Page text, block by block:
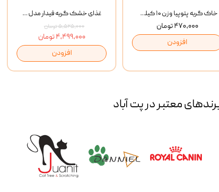
غذای خشک گربه فیدار مدل Adult وزن 10 کیلوگرم
۵,۵۲۵,۰۰۰ تومان
۴,۴۹۹,۰۰۰ تومان
افزودن
خاک گربه پتوپیا وزن ۱۰ کیلوگرم
۴۷۰,۰۰۰ تومان
افزودن
معتبر در پت آباد